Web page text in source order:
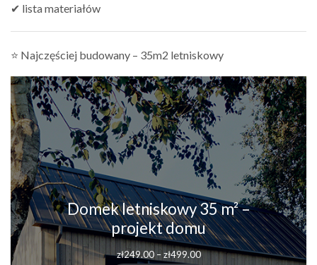
✔ lista materiałów
⭐ Najczęściej budowany – 35m2 letniskowy
Domek letniskowy 35 m² –
projekt domu
zł249.00 – zł499.00Zakres